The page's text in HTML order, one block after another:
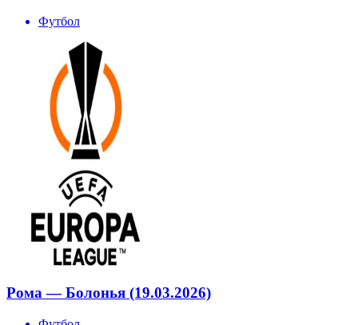
Футбол
Рома — Болонья (19.03.2026)